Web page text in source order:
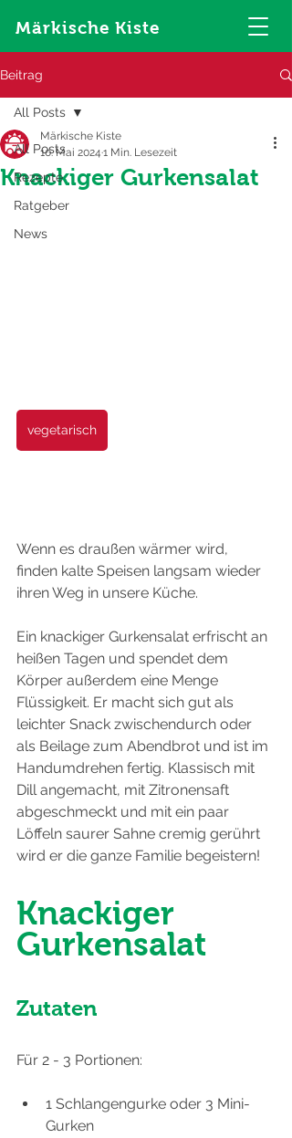
Märkische Kiste
Beitrag
All Posts
Rezepte
Ratgeber
News
All Posts
Knackiger Gurkensalat
Märkische Kiste
10. Mai 2024 1 Min. Lesezeit
vegetarisch
Wenn es draußen wärmer wird,
finden kalte Speisen langsam wieder
ihren Weg in unsere Küche.
Ein knackiger Gurkensalat erfrischt an
heißen Tagen und spendet dem
Körper außerdem eine Menge
Flüssigkeit. Er macht sich gut als
leichter Snack zwischendurch oder
als Beilage zum Abendbrot und ist im
Handumdrehen fertig. Klassisch mit
Dill angemacht, mit Zitronensaft
abgeschmeckt und mit ein paar
Löffeln saurer Sahne cremig gerührt
wird er die ganze Familie begeistern!
Knackiger
Gurkensalat
Zutaten
Für 2 - 3 Portionen:
1 Schlangengurke oder 3 Mini-
Gurken